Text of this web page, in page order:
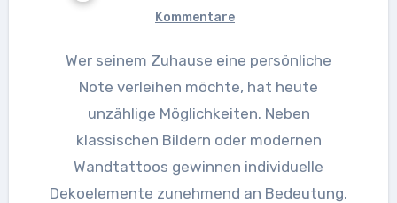
Kommentare
Wer seinem Zuhause eine persönliche
Note verleihen möchte, hat heute
unzählige Möglichkeiten. Neben
klassischen Bildern oder modernen
Wandtattoos gewinnen individuelle
Dekoelemente zunehmend an Bedeutung.